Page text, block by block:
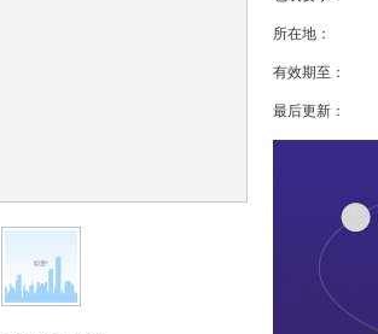
所在地：
有效期至：
最后更新：